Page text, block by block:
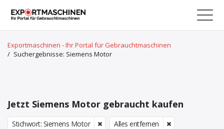
Exportmaschinen - Ihr Portal für Gebrauchtmaschinen
/ Suchergebnisse: Siemens Motor
Jetzt Siemens Motor gebraucht kaufen
Stichwort: Siemens Motor Alles entfernen